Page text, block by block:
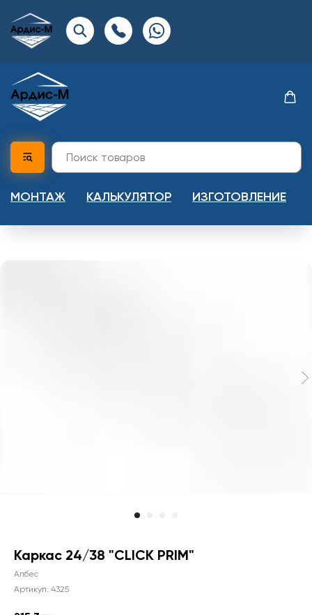
МОНТАЖ КАЛЬКУЛЯТОР ИЗГОТОВЛЕНИЕ
Каркас 24/38 "CLICK PRIM"
Албес
Артикул: 4325